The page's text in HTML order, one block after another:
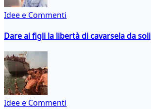
Idee e Commenti
Dare ai figli la libertà di cavarsela da soli
Idee e Commenti